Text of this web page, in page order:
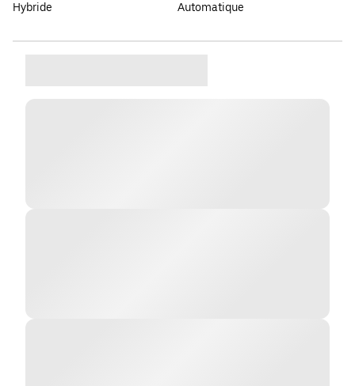
Hybride
Automatique